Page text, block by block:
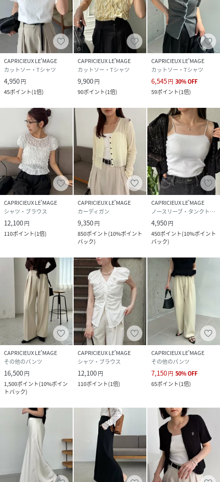
レーヨン 30%
ポリウレタン 5%
<裏地>ポリエステル 100%
サイズ F
品番
RT7516_LEZ1061404A0003
LEZ1061404A0003-5-2 RT7516)
CAPRICIEUX LE'MAGE
カットソー・Tシャツ
4,950円
45ポイント(1倍)
CAPRICIEUX LE'MAGE
カットソー・Tシャツ
9,900円
90ポイント(1倍)
CAPRICIEUX LE'MAGE
カットソー・Tシャツ
6,545円 30%OFF
59ポイント(1倍)
CAPRICIEUX LE'MAGE
シャツ・ブラウス
12,100円
110ポイント(1倍)
CAPRICIEUX LE'MAGE
カーディガン
9,350円
850ポイント(10%ポイント
バック)
CAPRICIEUX LE'MAGE
ノースリーブ・タンクトップ
4,950円
450ポイント(10%ポイント
バック)
CAPRICIEUX LE'MAGE
その他のパンツ
16,500円
1,500ポイント(10%ポイン
トバック)
CAPRICIEUX LE'MAGE
シャツ・ブラウス
12,100円
110ポイント(1倍)
CAPRICIEUX LE'MAGE
その他のパンツ
7,150円 50%OFF
65ポイント(1倍)